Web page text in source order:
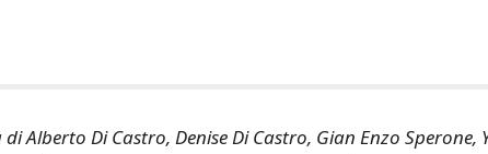
Alberto Di Castro, Denise Di Castro, Gian Enzo Sperone,